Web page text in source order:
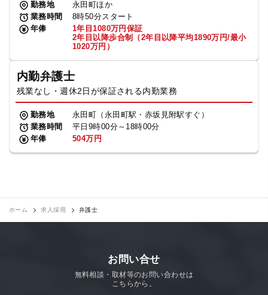
勤務地
永田町ほか
業務時間
8時50分スタート
年俸
1年目1080万円保証
2年目以降歩合制（2年目以降平均1890万円/最小
1020万円）
内勤弁護士
残業なし・週休2日が保証される内勤業務
勤務地
永田町（永田町駅・赤坂見附駅すぐ）
業務時間
平日9時00分～18時00分
年俸
504万円
ホーム 求人採用 弁護士
お問い合せ
無料相談・取材等のお問い合わせは
こちらから。